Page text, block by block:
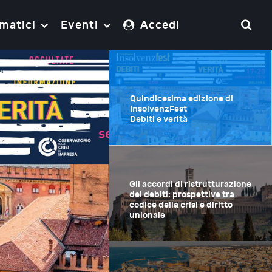
Eventi Accedi
Gli accordi di
Quindicesima edizione di
InsolvenzFest
Debiti e verità
Gli accordi di ristrutturazione
dei debiti: prospettive tra
codice della crisi e diritto
unionale